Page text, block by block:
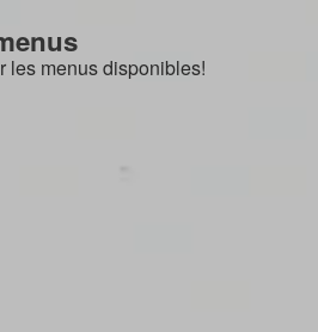
les menus disponibles!